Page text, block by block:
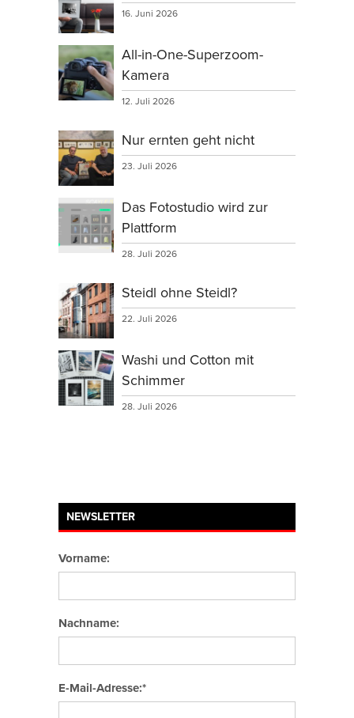
16. Juni 2026
All-in-One-Superzoom-
Kamera
12. Juli 2026
Nur ernten geht nicht
23. Juli 2026
Das Fotostudio wird zur
Plattform
28. Juli 2026
Steidl ohne Steidl?
22. Juli 2026
Washi und Cotton mit
Schimmer
28. Juli 2026
NEWSLETTER
Vorname:
Nachname:
E-Mail-Adresse:*